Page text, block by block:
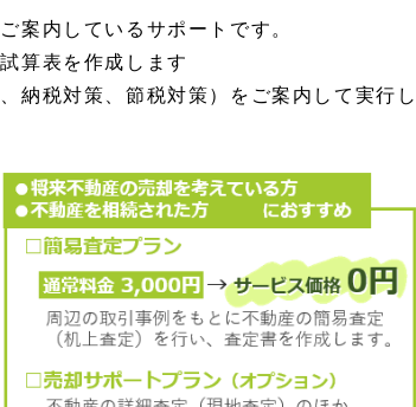
案内しているサポートです。
算表を作成します
納税対策、節税対策）をご案内して実行し